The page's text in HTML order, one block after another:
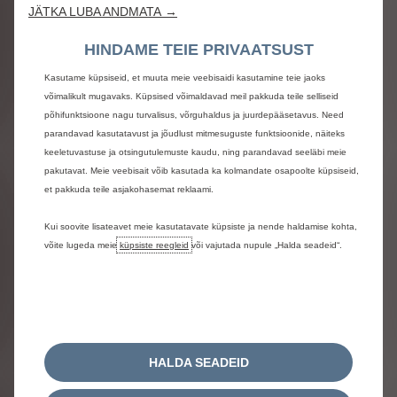
meelelahutussüsteem
Mugavus ja ohutus
Elektriline– Long Range
JÄTKA LUBA ANDMATA →
HINDAME TEIE PRIVAATSUST
Kasutame küpsiseid, et muuta meie veebisaidi kasutamine teie jaoks
võimalikult mugavaks. Küpsised võimaldavad meil pakkuda teile selliseid
põhifunktsioone nagu turvalisus, võrguhaldus ja juurdepääsetavus. Need
parandavad kasutatavust ja jõudlust mitmesuguste funktsioonide, näiteks
keeletuvastuse ja otsingutulemuste kaudu, ning parandavad seeläbi meie
pakutavat. Meie veebisait võib kasutada ka kolmandate osapoolte küpsiseid,
et pakkuda teile asjakohasemat reklaami.
Kui soovite lisateavet meie kasutatavate küpsiste ja nende haldamise kohta,
võite lugeda meie küpsiste reegleid või vajutada nupule „Halda seadeid“.
HALDA SEADEID